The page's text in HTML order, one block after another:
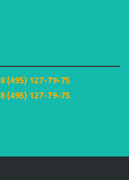
8 (495) 127-79-75
8 (495) 127-79-75